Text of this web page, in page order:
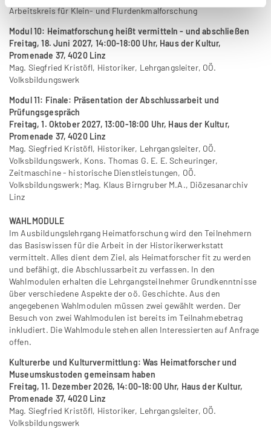
Arbeitskreis für Klein- und Flurdenkmalforschung
Modul 10: Heimatforschung heißt vermitteln - und abschließen
Freitag, 18. Juni 2027, 14:00-18:00 Uhr, Haus der Kultur,
Promenade 37, 4020 Linz
Mag. Siegfried Kristöfl, Historiker, Lehrgangsleiter, OÖ.
Volksbildungswerk
Modul 11: Finale: Präsentation der Abschlussarbeit und
Prüfungsgespräch
Freitag, 1. Oktober 2027, 13:00-18:00 Uhr, Haus der Kultur,
Promenade 37, 4020 Linz
Mag. Siegfried Kristöfl, Historiker, Lehrgangsleiter, OÖ.
Volksbildungswerk, Kons. Thomas G. E. E. Scheuringer,
Zeitmaschine - historische Dienstleistungen, OÖ.
Volksbildungswerk; Mag. Klaus Birngruber M.A., Diözesanarchiv
Linz
WAHLMODULE
Im Ausbildungslehrgang Heimatforschung wird den Teilnehmern
das Basiswissen für die Arbeit in der Historikerwerkstatt
vermittelt. Alles dient dem Ziel, als Heimatforscher fit zu werden
und befähigt, die Abschlussarbeit zu verfassen. In den
Wahlmodulen erhalten die Lehrgangsteilnehmer Grundkenntnisse
über verschiedene Aspekte der oö. Geschichte. Aus den
angegebenen Wahlmodulen müssen zwei gewählt werden. Der
Besuch von zwei Wahlmodulen ist bereits im Teilnahmebetrag
inkludiert. Die Wahlmodule stehen allen Interessierten auf Anfrage
offen.
Kulturerbe und Kulturvermittlung: Was Heimatforscher und
Museumskustoden gemeinsam haben
Freitag, 11. Dezember 2026, 14:00-18:00 Uhr, Haus der Kultur,
Promenade 37, 4020 Linz
Mag. Siegfried Kristöfl, Historiker, Lehrgangsleiter, OÖ.
Volksbildungswerk